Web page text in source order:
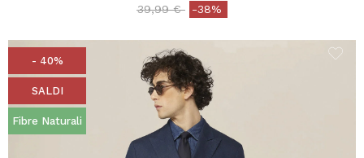
Price reduced from
39,99 €to-38%
- 40%
SALDI
Fibre Naturali